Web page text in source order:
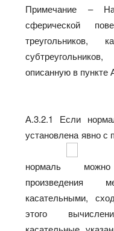
Примечание –
сферической
описанную в пункте
А.3.2.1 Если
установлена явно
нормаль
можно
произведения
касательными,
этого